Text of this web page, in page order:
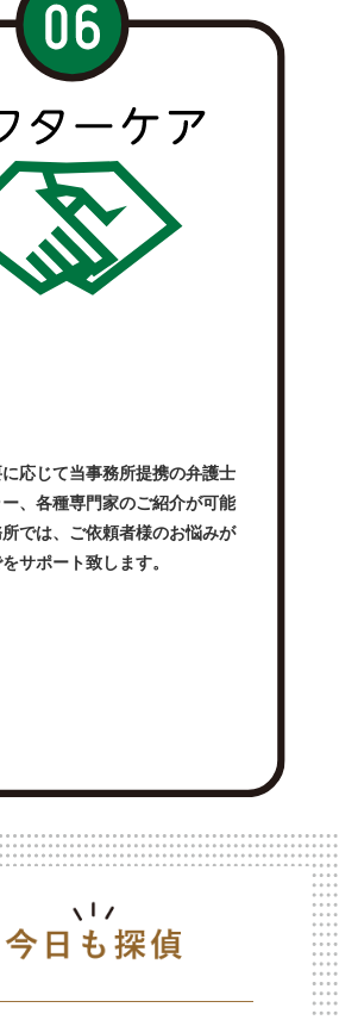
応じて当事務所提携の弁護士
、各種専門家のご紹介が可能
では、ご依頼者様のお悩みが
サポート致します。